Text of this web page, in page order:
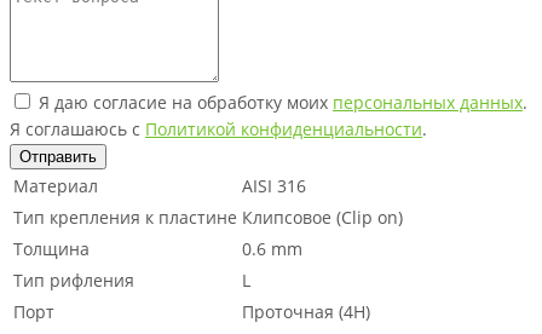
Я даю согласие на обработку моих персональных данных.
Я соглашаюсь с Политикой конфиденциальности.
Отправить
Материал
AISI 316
Тип крепления к пластине Клипсовое (Clip on)
Толщина
0.6 mm
Тип рифления
L
Порт
Проточная (4Н)